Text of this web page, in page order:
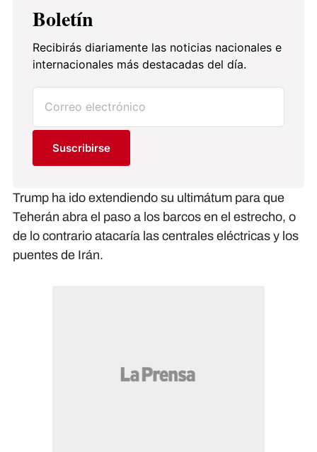
Boletín
Recibirás diariamente las noticias nacionales e
internacionales más destacadas del día.
Suscribirse
Trump ha ido extendiendo su ultimátum para que
Teherán abra el paso a los barcos en el estrecho, o
de lo contrario atacaría las centrales eléctricas y los
puentes de Irán.